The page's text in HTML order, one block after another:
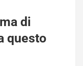
di
questo